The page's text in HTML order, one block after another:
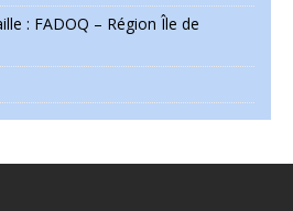
: FADOQ – Région Île de